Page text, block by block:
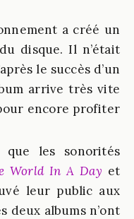
a créé un
disque. Il n’était
le succès d’un
arrive très vite
encore profiter
que les sonorités
World In A Day et
leur public aux
deux albums n’ont